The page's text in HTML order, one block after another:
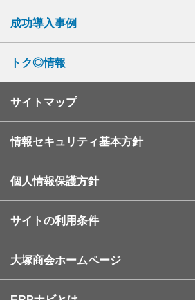
成功導入事例
トク◎情報
サイトマップ
情報セキュリティ基本方針
個人情報保護方針
サイトの利用条件
大塚商会ホームページ